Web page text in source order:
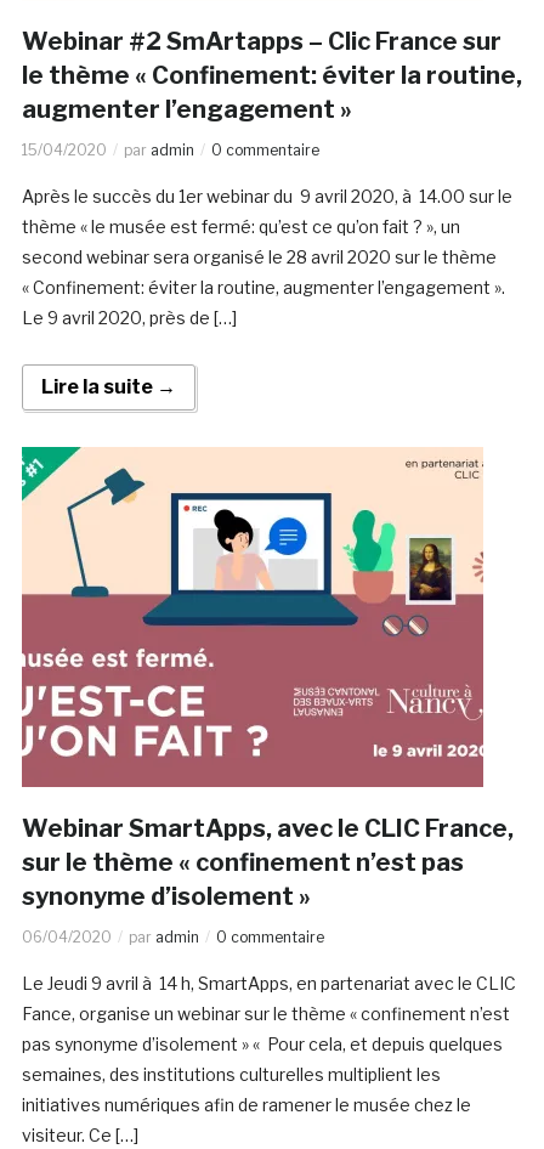
Webinar #2 SmArtapps – Clic France sur
le thème « Confinement: éviter la routine,
augmenter l’engagement »
15/04/2020 par admin 0 commentaire
Après le succès du 1er webinar du 9 avril 2020, à 14.00 sur le
thème « le musée est fermé: qu’est ce qu’on fait ? », un
second webinar sera organisé le 28 avril 2020 sur le thème
« Confinement: éviter la routine, augmenter l’engagement ».
Le 9 avril 2020, près de […]
Lire la suite →
Webinar SmartApps, avec le CLIC France,
sur le thème « confinement n’est pas
synonyme d’isolement »
06/04/2020 par admin 0 commentaire
Le Jeudi 9 avril à 14 h, SmartApps, en partenariat avec le CLIC
Fance, organise un webinar sur le thème « confinement n’est
pas synonyme d’isolement » « Pour cela, et depuis quelques
semaines, des institutions culturelles multiplient les
initiatives numériques afin de ramener le musée chez le
visiteur. Ce […]